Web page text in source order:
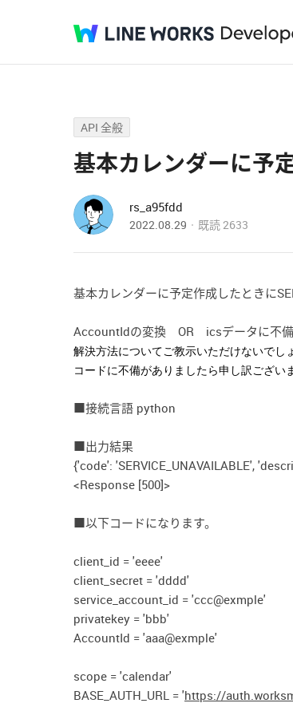
API 全般
基本カレンダーに予
rs_a95fdd
2022.08.29 既読2633
基本カレンダーに予定作成したときに
AccountIdの変換 OR icsデータに不備
解決方法についてご教示いただけないでし
コードに不備がありましたら申し訳ござい
■接続言語 python
■出力結果
{'code': 'SERVICE_UNAVAILABLE',
<Response [500]>
■以下コードになります。
client_id = 'eeee'
client_secret = 'dddd'
service_account_id = 'ccc@exmple'
privatekey = 'bbb'
AccountId = 'aaa@exmple'
scope = 'calendar'
BASE_AUTH_URL = 'https://